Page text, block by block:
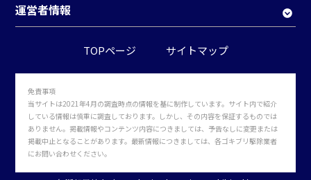
運営者情報
TOPページ サイトマップ
免責事項
当サイトは2021年4月の調査時点の情報を基に制作しています。サイト内で紹介
している情報は慎重に調査しております。しかし、その内容を保証するものでは
ありません。掲載情報やコンテンツ内容につきましては、予告なしに変更または
掲載中止となることがあります。最新情報につきましては、各ゴキブリ駆除業者
にお問い合わせください。